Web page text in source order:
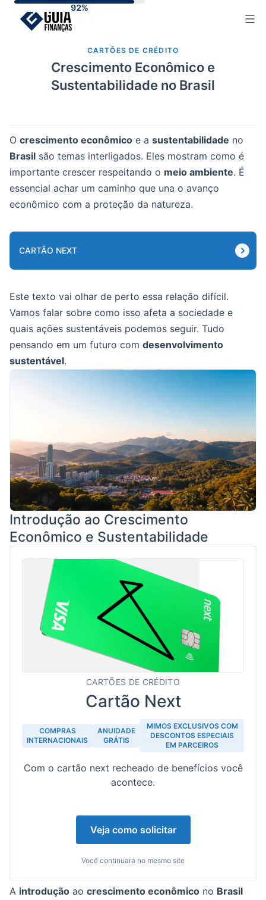
CARTÕES DE CRÉDITO
Crescimento Econômico e
Sustentabilidade no Brasil
O crescimento econômico e a sustentabilidade no
Brasil são temas interligados. Eles mostram como é
importante crescer respeitando o meio ambiente. É
essencial achar um caminho que una o avanço
econômico com a proteção da natureza.
CARTÃO NEXT
Este texto vai olhar de perto essa relação difícil.
Vamos falar sobre como isso afeta a sociedade e
quais ações sustentáveis podemos seguir. Tudo
pensando em um futuro com desenvolvimento
sustentável.
Introdução ao Crescimento
Econômico e Sustentabilidade
CARTÕES DE CRÉDITO
Cartão Next
COMPRAS
INTERNACIONAIS
ANUIDADE
GRÁTIS
MIMOS EXCLUSIVOS COM
DESCONTOS ESPECIAIS
EM PARCEIROS
Com o cartão next recheado de benefícios você
acontece.
Veja como solicitar
Você continuará no mesmo site
A introdução ao crescimento econômico no Brasil